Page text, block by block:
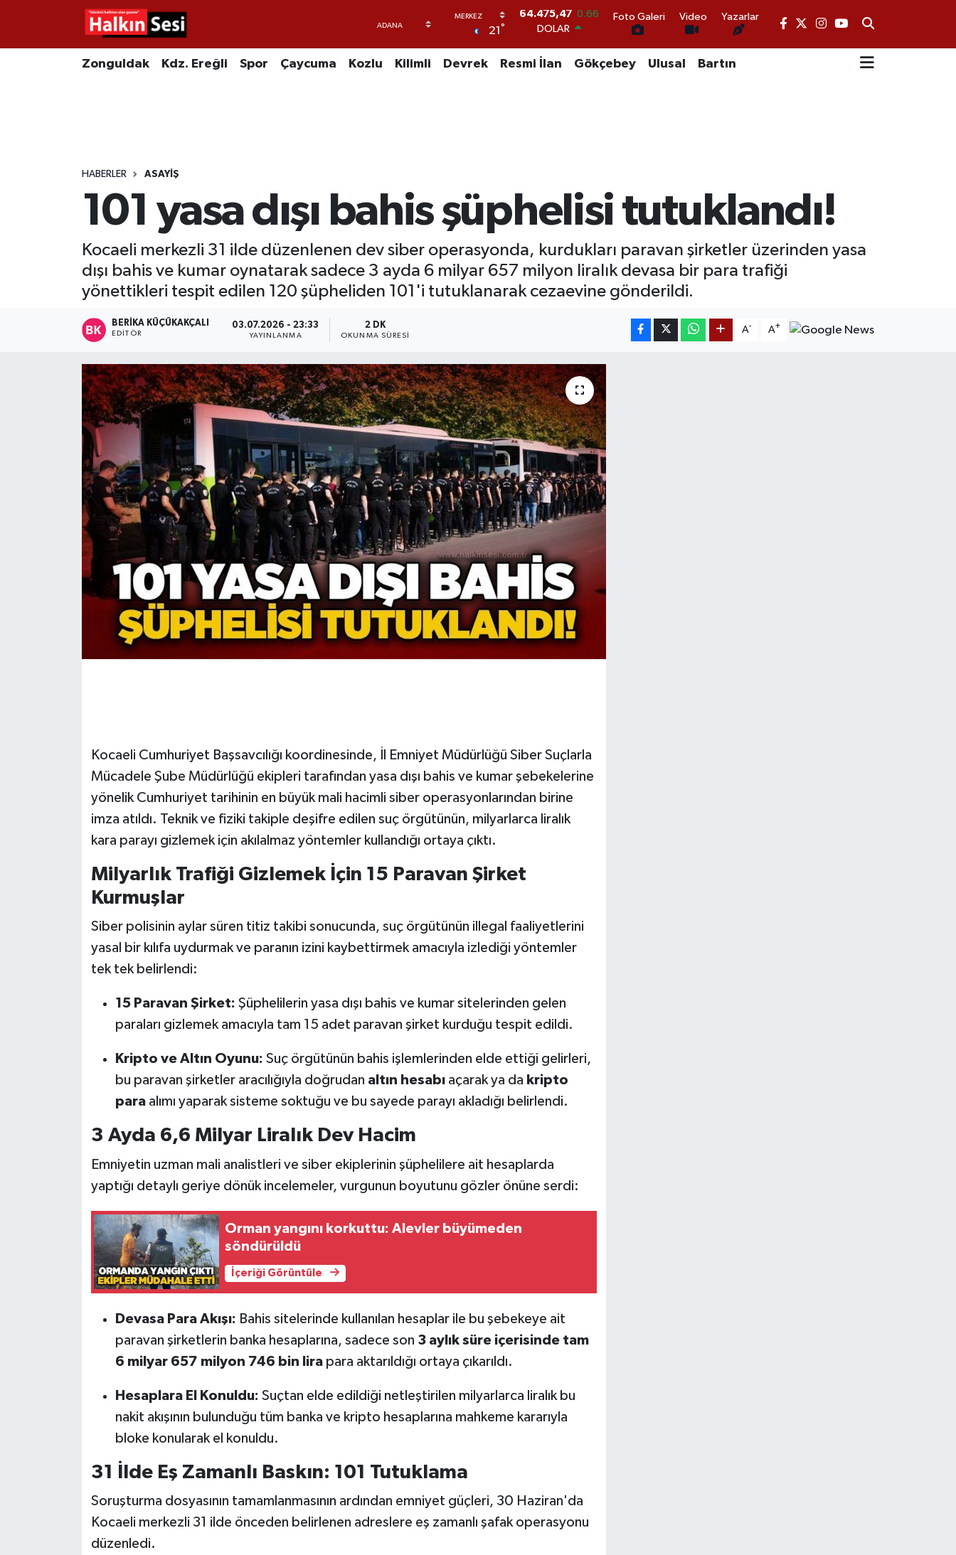
21 °
DOLAR
47,5971
0.05
EURO
55,1336
0.18
Foto Galeri Video Yazarlar
Zonguldak Kdz. Ereğli Spor Çaycuma Kozlu Kilimli Devrek Resmi İlan Gökçebey Ulusal Bartın
HABERLER ASAYIŞ
101 yasa dışı bahis şüphelisi tutuklandı!
Kocaeli merkezli 31 ilde düzenlenen dev siber operasyonda, kurdukları paravan şirketler üzerinden yasa
dışı bahis ve kumar oynatarak sadece 3 ayda 6 milyar 657 milyon liralık devasa bir para trafiği
yönettikleri tespit edilen 120 şüpheliden 101'i tutuklanarak cezaevine gönderildi.
BERIKA KÜÇÜKAKÇALI
EDITÖR
03.07.2026 - 23:33
YAYINLANMA
2 DK
OKUNMA SÜRESI
A- A+
Kocaeli Cumhuriyet Başsavcılığı koordinesinde, İl Emniyet Müdürlüğü Siber Suçlarla
Mücadele Şube Müdürlüğü ekipleri tarafından yasa dışı bahis ve kumar şebekelerine
yönelik Cumhuriyet tarihinin en büyük mali hacimli siber operasyonlarından birine
imza atıldı. Teknik ve fiziki takiple deşifre edilen suç örgütünün, milyarlarca liralık
kara parayı gizlemek için akılalmaz yöntemler kullandığı ortaya çıktı.
Milyarlık Trafiği Gizlemek İçin 15 Paravan Şirket
Kurmuşlar
Siber polisinin aylar süren titiz takibi sonucunda, suç örgütünün illegal faaliyetlerini
yasal bir kılıfa uydurmak ve paranın izini kaybettirmek amacıyla izlediği yöntemler
tek tek belirlendi:
15 Paravan Şirket: Şüphelilerin yasa dışı bahis ve kumar sitelerinden gelen
paraları gizlemek amacıyla tam 15 adet paravan şirket kurduğu tespit edildi.
Kripto ve Altın Oyunu: Suç örgütünün bahis işlemlerinden elde ettiği gelirleri,
bu paravan şirketler aracılığıyla doğrudan altın hesabıaçarak ya da kripto
paraalımı yaparak sisteme soktuğu ve bu sayede parayı akladığı belirlendi.
3 Ayda 6,6 Milyar Liralık Dev Hacim
Emniyetin uzman mali analistleri ve siber ekiplerinin şüphelilere ait hesaplarda
yaptığı detaylı geriye dönük incelemeler, vurgunun boyutunu gözler önüne serdi:
Orman yangını korkuttu: Alevler büyümeden
söndürüldü
İçeriği Görüntüle
Devasa Para Akışı: Bahis sitelerinde kullanılan hesaplar ile bu şebekeye ait
paravan şirketlerin banka hesaplarına, sadece son 3 aylık süre içerisinde tam
6 milyar 657 milyon 746 bin lirapara aktarıldığı ortaya çıkarıldı.
Hesaplara El Konuldu: Suçtan elde edildiği netleştirilen milyarlarca liralık bu
nakit akışının bulunduğu tüm banka ve kripto hesaplarına mahkeme kararıyla
bloke konularak el konuldu.
31 İlde Eş Zamanlı Baskın: 101 Tutuklama
Soruşturma dosyasının tamamlanmasının ardından emniyet güçleri, 30 Haziran'da
Kocaeli merkezli 31 ilde önceden belirlenen adreslere eş zamanlı şafak operasyonu
düzenledi.
BİLİM VE TEKNOLOJİ
Ekonomi
Kültür - Sanat
Resmi İlan
Tüm Manşetler
Haber Arşivi